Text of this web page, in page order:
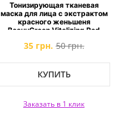
Тонизирующая тканевая
маска для лица с экстрактом
красного женьшеня
BeauuGreen Vitalizing Red
35 грн. 50 грн.
КУПИТЬ
Заказать в 1 клик